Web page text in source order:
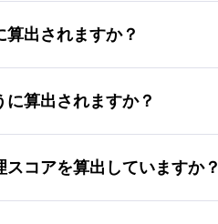
出されますか？
算出されますか？
コアを算出していますか？